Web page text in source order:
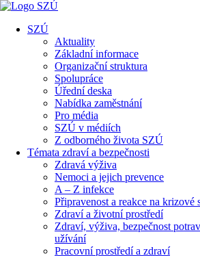
SZÚ
Aktuality
Základní informace
Organizační struktura
Spolupráce
Úřední deska
Nabídka zaměstnání
Pro média
SZÚ v médiích
Z odborného života SZÚ
Témata zdraví a bezpečnosti
Zdravá výživa
Nemoci a jejich prevence
A – Z infekce
Připravenost a reakce na krizové
Zdraví a životní prostředí
Zdraví, výživa, bezpečnost
užívání
Pracovní prostředí a zdraví